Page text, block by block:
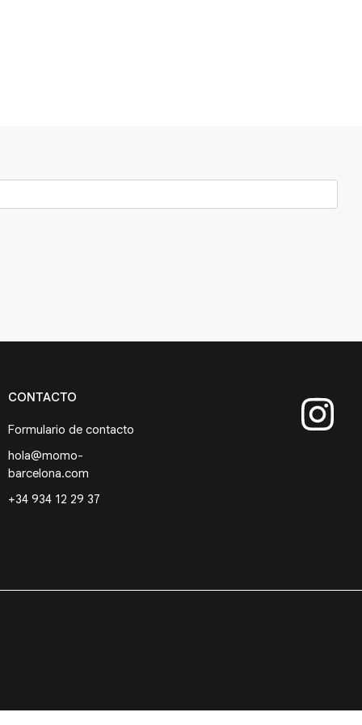
CONTACTO
Formulario de contacto
hola@momo-
barcelona.com
+34 934 12 29 37